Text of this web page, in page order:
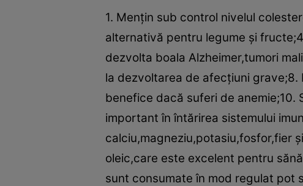
1. Menţin sub control nivelul
alternativă pentru legume şi
dezvolta boala Alzheimer,tumori
la dezvoltarea de afecţiuni grave;8.
benefice dacă suferi de anemie;10.
important în întărirea sistemului
calciu,magneziu,potasiu,fosfor,fier
oleic,care este excelent pentru
sunt consumate în mod regulat pot